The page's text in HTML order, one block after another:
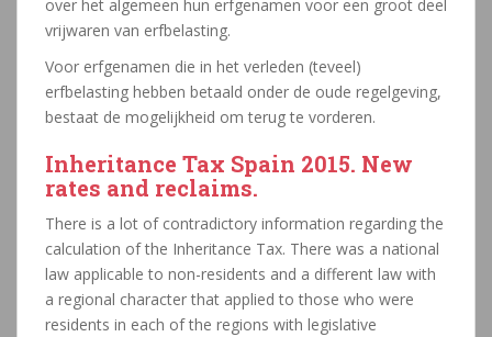
over het algemeen hun erfgenamen voor een groot deel
vrijwaren van erfbelasting.
Voor erfgenamen die in het verleden (teveel)
erfbelasting hebben betaald onder de oude regelgeving,
bestaat de mogelijkheid om terug te vorderen.
Inheritance Tax Spain 2015. New
rates and reclaims.
There is a lot of contradictory information regarding the
calculation of the Inheritance Tax. There was a national
law applicable to non-residents and a different law with
a regional character that applied to those who were
residents in each of the regions with legislative